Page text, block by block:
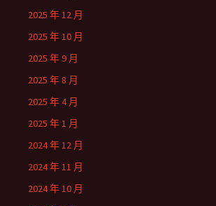
2025 年 12 月
2025 年 10 月
2025 年 9 月
2025 年 8 月
2025 年 4 月
2025 年 1 月
2024 年 12 月
2024 年 11 月
2024 年 10 月